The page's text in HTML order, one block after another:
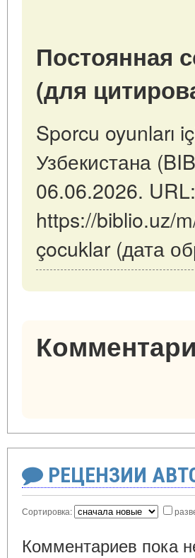
Постоянная
(для
Sporcu oyunları
Узбекистана
06.06.2026. URL:
https://biblio.uz/
çocuklar (дата
РЕЦЕНЗИИ
Сортировка:
Комментариев пока